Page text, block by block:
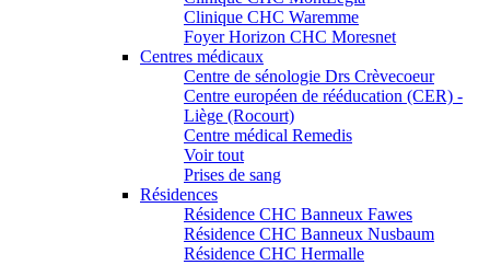
Clinique CHC Waremme
Foyer Horizon CHC Moresnet
Centres médicaux
Centre de sénologie Drs Crèvecoeur
Centre européen de rééducation (CER) -
Liège (Rocourt)
Centre médical Remedis
Voir tout
Prises de sang
Résidences
Résidence CHC Banneux Fawes
Résidence CHC Banneux Nusbaum
Résidence CHC Hermalle